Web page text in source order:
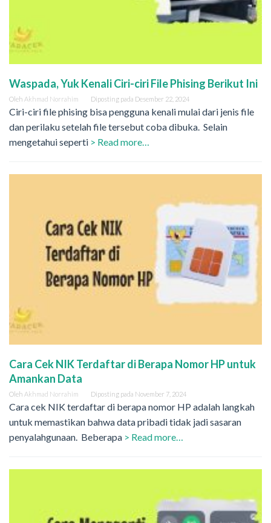
Waspada, Yuk Kenali Ciri-ciri File Phising Berikut Ini
Oleh Akhmad Norrahim Diposting pada Desember 22, 2024
Ciri-ciri file phising bisa pengguna kenali mulai dari jenis file
dan perilaku setelah file tersebut coba dibuka. Selain
mengetahui seperti > Read more…
Cara Cek NIK Terdaftar di Berapa Nomor HP untuk
Amankan Data
Oleh Akhmad Norrahim Diposting pada November 7, 2024
Cara cek NIK terdaftar di berapa nomor HP adalah langkah
untuk memastikan bahwa data pribadi tidak jadi sasaran
penyalahgunaan. Beberapa > Read more…